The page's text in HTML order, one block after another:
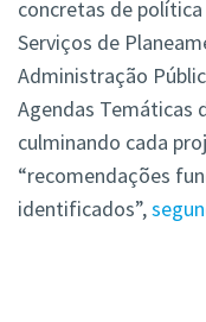
concretas de
Serviços de
Administração
Agendas Temáticas
culminando cada
“recomendações
identificados”,